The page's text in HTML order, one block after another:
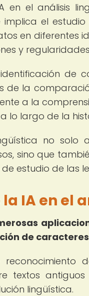
en el análisis
el
en diferentes
y
de
de la
a la
lo largo de la
no solo
sino que
estudio de las
IA en el
de
reconocimiento
textos
lingüística.